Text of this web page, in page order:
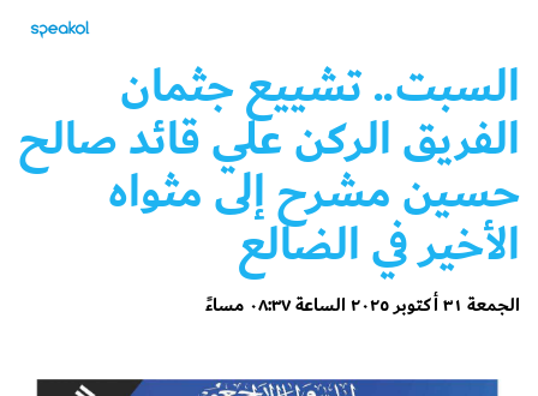
السبت.. تشييع جثمان
الفريق الركن علي قائد صالح
حسين مشرح إلى مثواه
الأخير في الضالع
الجمعة ٣١ أكتوبر ٢٠٢٥ الساعة ٠٨:٣٧ مساءً